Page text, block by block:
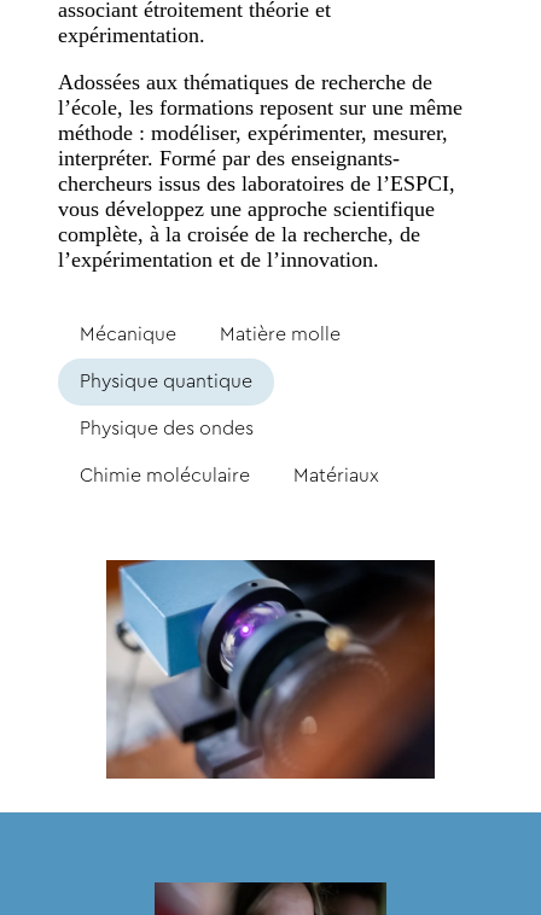
associant étroitement théorie et
expérimentation.
Adossées aux thématiques de recherche de
l’école, les formations reposent sur une même
méthode : modéliser, expérimenter, mesurer,
interpréter. Formé par des enseignants-
chercheurs issus des laboratoires de l’ESPCI,
vous développez une approche scientifique
complète, à la croisée de la recherche, de
l’expérimentation et de l’innovation.
Mécanique Matière molle
Physique quantique
Physique des ondes
Chimie moléculaire Matériaux